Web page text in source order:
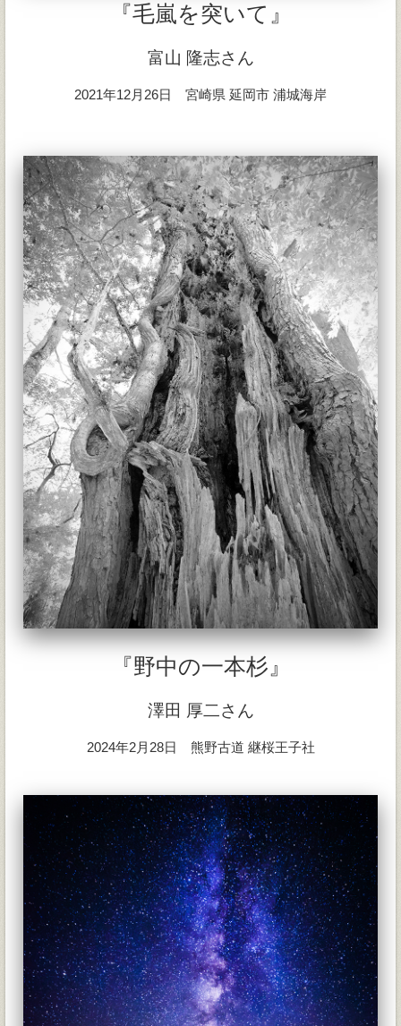
『毛嵐を突いて』
富山 隆志さん
2021年12月26日 宮崎県 延岡市 浦城海岸
『野中の一本杉』
澤田 厚二さん
2024年2月28日 熊野古道 継桜王子社